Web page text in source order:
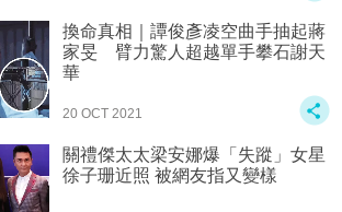
換命真相｜譚俊彥凌空曲手抽起蔣
家旻 臂力驚人超越單手攀石謝天
華
20 OCT 2021
關禮傑太太梁安娜爆「失蹤」女星
徐子珊近照 被網友指又變樣